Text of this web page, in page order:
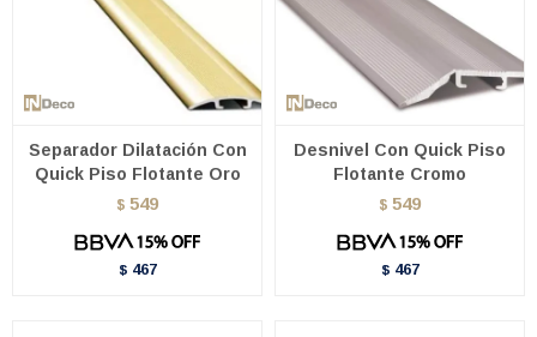
Separador Dilatación Con
Quick Piso Flotante Oro
$ 549
$ 467
Desnivel Con Quick Piso
Flotante Cromo
$ 549
$ 467